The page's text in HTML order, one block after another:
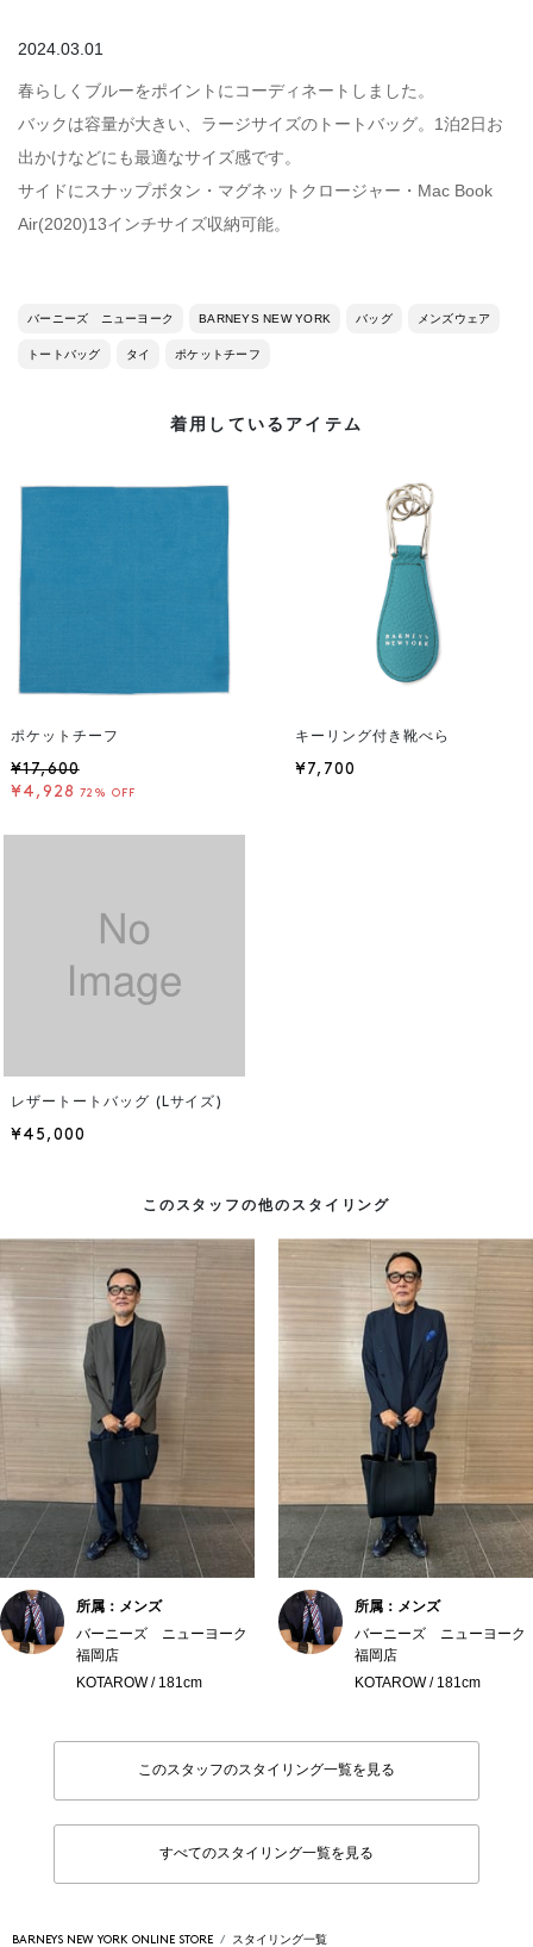
2024.03.01
春らしくブルーをポイントにコーディネートしました。
バックは容量が大きい、ラージサイズのトートバッグ。1泊2日お
出かけなどにも最適なサイズ感です。
サイドにスナップボタン・マグネットクロージャー・Mac Book
Air(2020)13インチサイズ収納可能。
バーニーズ ニューヨーク BARNEYS NEW YORK バッグ メンズウェア
トートバッグ タイ ポケットチーフ
着用しているアイテム
ポケットチーフ
¥17,600
¥4,928 72% OFF
キーリング付き靴べら
¥7,700
レザートートバッグ (Lサイズ)
¥45,000
このスタッフの他のスタイリング
所属：メンズ
バーニーズ ニューヨーク
福岡店
KOTAROW / 181cm
所属：メンズ
バーニーズ ニューヨーク
福岡店
KOTAROW / 181cm
このスタッフのスタイリング一覧を見る
すべてのスタイリング一覧を見る
BARNEYS NEW YORK ONLINE STORE スタイリング一覧